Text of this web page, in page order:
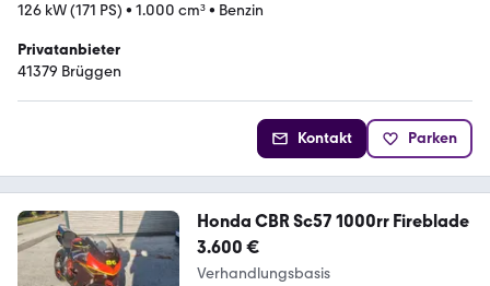
126 kW (171 PS) • 1.000 cm³• Benzin
Privatanbieter
41379 Brüggen
Kontakt Parken
Honda CBR Sc57 1000rr Fireblade
3.600 €
Verhandlungsbasis